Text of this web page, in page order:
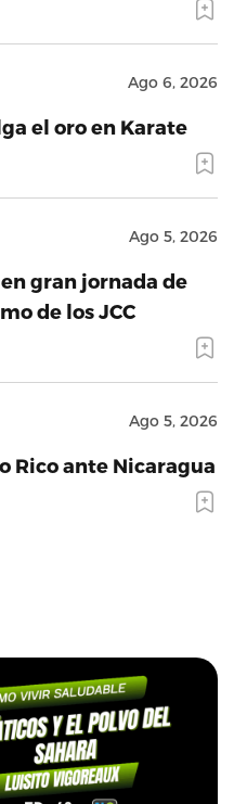
Ago 6, 2026
el oro en Karate
Ago 5, 2026
gran jornada de
de los JCC
Ago 5, 2026
Rico ante Nicaragua